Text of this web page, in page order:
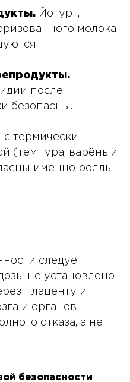
Йогурт,
молока
после
безопасны.
с термически
(темпура, варёный
именно роллы
следует
не установлено:
плаценту и
и органов
отказа, а не
безопасности